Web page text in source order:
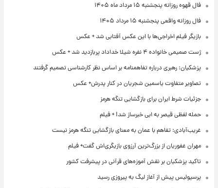
فال قهوه روزانه پنجشنبه ۱۵ مرداد ماه ۱۴۰۵
فال روزانه واقعی پنجشنبه ۱۵ مرداد ۱۴۰۵
بازیگر فیلم اخراجی‌ها با این عکس آفتابی شد + عکس
ژست صمیمی خانواده ۴ نفره شیلا خداداد پربازدید شد + عکس
پزشکیان: رهبری درباره تفاهمنامه بر اساس نظر کارشناسی تصمیم گرفتند
تصاویر متفاوت یاسمین شجریان در کنار پدرش+ عکس
جزئیات شرط ایران برای بازگشایی تنگه هرمز
حمله لفظی قیصر به ابی خبرساز شد! + فیلم
غریب‌آبادی: تفاهم با عمان به معنای بازگشایی تنگه هرمز نیست
مهران غفوریان از بزرگ‌ترین آرزوی بازیگری‌اش گفت+ فیلم
تاکید پزشکیان بر نقش آموزه‌های قرآنی در پیشرفت کشور
پرسپولیس پیش از آغاز لیگ به پیروزی رسید